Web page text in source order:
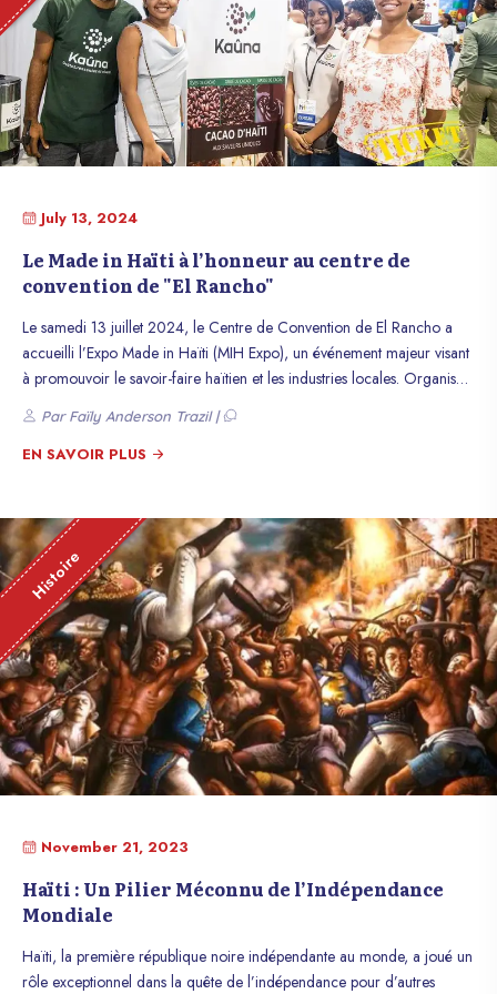
July 13, 2024
Le Made in Haïti à l’honneur au centre de
convention de "El Rancho"
Le samedi 13 juillet 2024, le Centre de Convention de El Rancho a
accueilli l’Expo Made in Haïti (MIH Expo), un événement majeur visant
à promouvoir le savoir-faire haïtien et les industries locales. Organisée
en partenariat avec le Ministère du Commerce et de l’Industrie,
l’Association des Industries en Haïti (ADIH) et diverses autres
entreprises, cette exposition a mis en lumière la richesse et la diversité
Par Faïly Anderson Trazil |
EN SAVOIR PLUS
Histoire
November 21, 2023
Haïti : Un Pilier Méconnu de l’Indépendance
Mondiale
Haïti, la première république noire indépendante au monde, a joué un
rôle exceptionnel dans la quête de l’indépendance pour d’autres